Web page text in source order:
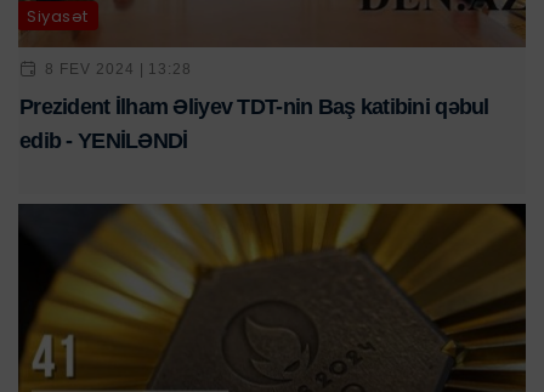
Siyasət
8 FEV 2024 | 13:28
Prezident İlham Əliyev TDT-nin Baş katibini qəbul
edib - YENİLƏNDİ